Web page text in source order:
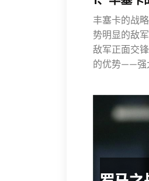
丰塞卡的战
势明显的敌
敌军正面交
的优势——强